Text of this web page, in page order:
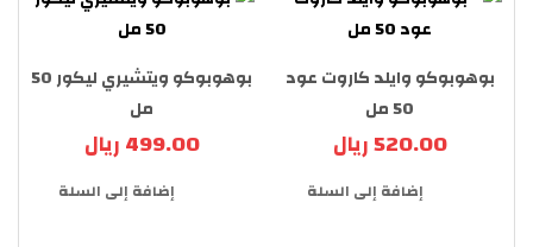
بوهوبوكو وايلد كاروت عود
50 مل
520.00 ريال
إضافة إلى السلة
بوهوبوكو ويتشيري ليكور 50
مل
499.00 ريال
إضافة إلى السلة